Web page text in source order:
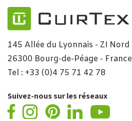
145 Allée du Lyonnais - ZI Nord
26300 Bourg-de-Péage - France
Tel : +33 (0)4 75 71 42 78
Suivez-nous sur les réseaux